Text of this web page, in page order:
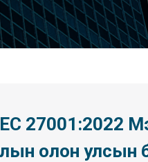
27001:2022
олон улсын